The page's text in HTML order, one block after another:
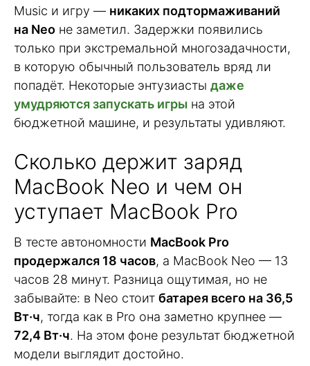
Music и игру — никаких подтормаживаний
на Neo не заметил. Задержки появились
только при экстремальной многозадачности,
в которую обычный пользователь вряд ли
попадёт. Некоторые энтузиасты даже
умудряются запускать игры на этой
бюджетной машине, и результаты удивляют.
Сколько держит заряд
MacBook Neo и чем он
уступает MacBook Pro
В тесте автономности MacBook Pro
продержался 18 часов, а MacBook Neo — 13
часов 28 минут. Разница ощутимая, но не
забывайте: в Neo стоит батарея всего на 36,5
Вт·ч, тогда как в Pro она заметно крупнее —
72,4 Вт·ч. На этом фоне результат бюджетной
модели выглядит достойно.